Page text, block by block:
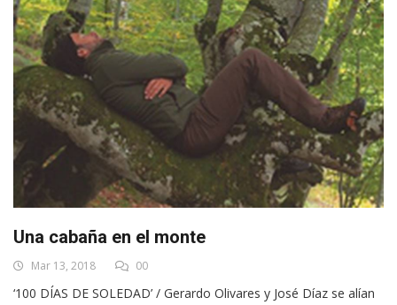
Una cabaña en el monte
Mar 13, 2018 00
‘100 DÍAS DE SOLEDAD’ / Gerardo Olivares y José Díaz se alían